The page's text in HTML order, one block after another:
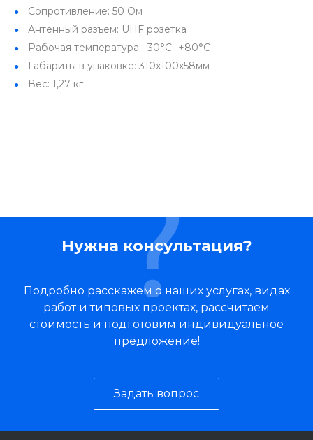
Сопротивление: 50 Ом
Антенный разъем: UHF розетка
Рабочая температура: -30°C...+80°C
Габариты в упаковке: 310х100х58мм
Вес: 1,27 кг
Нужна консультация?
Подробно расскажем о наших услугах, видах
работ и типовых проектах, рассчитаем
стоимость и подготовим индивидуальное
предложение!
Задать вопрос